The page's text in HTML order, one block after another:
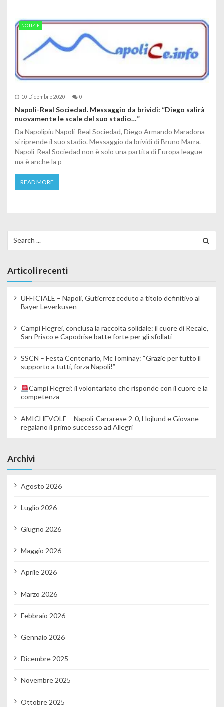
NOTIZIE
10 Dicembre 2020 0
Napoli-Real Sociedad. Messaggio da brividi: “Diego salirà
nuovamente le scale del suo stadio…”
Da Napolipiu Napoli-Real Sociedad, Diego Armando Maradona
si riprende il suo stadio. Messaggio da brividi di Bruno Marra.
Napoli-Real Sociedad non è solo una partita di Europa league
ma è anche la p
READ MORE
Articoli recenti
UFFICIALE – Napoli, Gutierrez ceduto a titolo definitivo al
Bayer Leverkusen
Campi Flegrei, conclusa la raccolta solidale: il cuore di Recale,
San Prisco e Capodrise batte forte per gli sfollati
SSCN – Festa Centenario, McTominay: “Grazie per tutto il
supporto a tutti, forza Napoli!”
Campi Flegrei: il volontariato che risponde con il cuore e la
competenza
AMICHEVOLE – Napoli-Carrarese 2-0, Hojlund e Giovane
regalano il primo successo ad Allegri
Archivi
Agosto 2026
Luglio 2026
Giugno 2026
Maggio 2026
Aprile 2026
Marzo 2026
Febbraio 2026
Gennaio 2026
Dicembre 2025
Novembre 2025
Ottobre 2025